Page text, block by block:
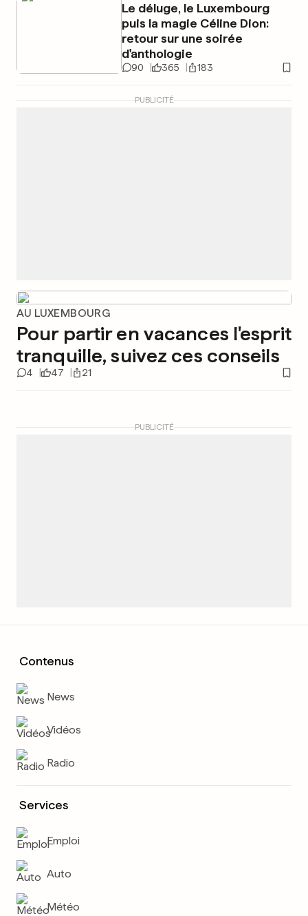
Le déluge, le Luxembourg
puis la magie Céline Dion:
retour sur une soirée
d'anthologie
90 365 183
PUBLICITÉ
AU LUXEMBOURG
Pour partir en vacances l'esprit
tranquille, suivez ces conseils
4 47 21
PUBLICITÉ
Contenus
News
Vidéos
Radio
Services
Emploi
Auto
Météo